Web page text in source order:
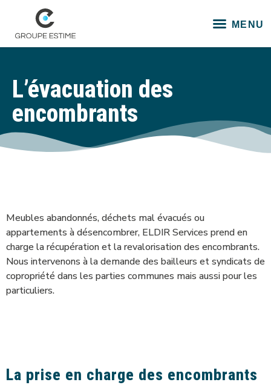
L’évacuation des
encombrants
Meubles abandonnés, déchets mal évacués ou
appartements à désencombrer, ELDIR Services prend en
charge la récupération et la revalorisation des encombrants.
Nous intervenons à la demande des bailleurs et syndicats de
copropriété dans les parties communes mais aussi pour les
particuliers.
La prise en charge des encombrants